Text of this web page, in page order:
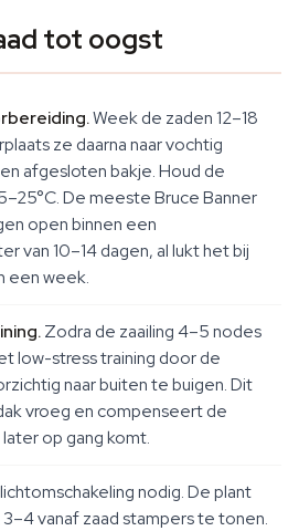
tot oogst
Week de zaden 12–18
ze daarna naar vochtig
afgesloten bakje. Houd de
De meeste Bruce Banner
open binnen een
van 10–14 dagen, al lukt het bij
een week.
Zodra de zaailing 4–5 nodes
low-stress training door de
naar buiten te buigen. Dit
vroeg en compenseert de
op gang komt.
nodig. De plant
vanaf zaad stampers te tonen.